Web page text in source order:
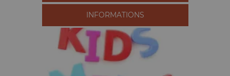
INFORMATIONS